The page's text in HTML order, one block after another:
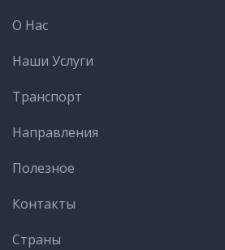
О Нас
Наши Услуги
Транспорт
Направления
Полезное
Контакты
Cтраны